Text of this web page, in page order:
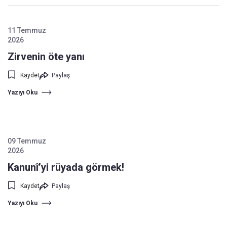
11 Temmuz
2026
Zirvenin öte yanı
Kaydet Paylaş
Yazıyı Oku
09 Temmuz
2026
Kanunî’yi rüyada görmek!
Kaydet Paylaş
Yazıyı Oku